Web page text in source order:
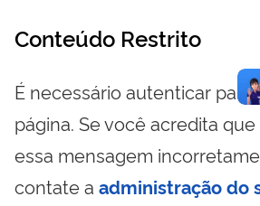
Conteúdo Restrito
É necessário autenticar para
página. Se você acredita
essa mensagem
contate a administração do